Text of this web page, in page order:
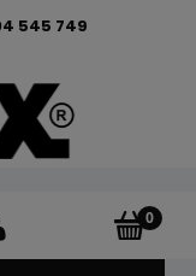
545 749